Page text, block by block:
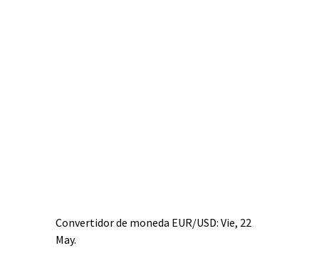
Convertidor de moneda EUR/USD: Vie, 22
May.